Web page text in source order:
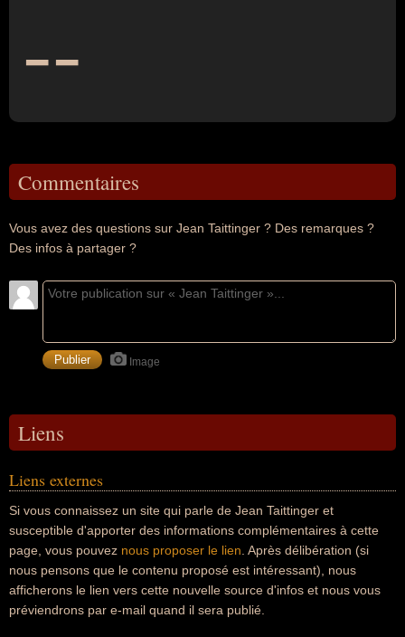
--
Commentaires
Vous avez des questions sur Jean Taittinger ? Des remarques ?
Des infos à partager ?
Image
Liens
Liens externes
Si vous connaissez un site qui parle de Jean Taittinger et
susceptible d'apporter des informations complémentaires à cette
page, vous pouvez nous proposer le lien . Après délibération (si
nous pensons que le contenu proposé est intéressant), nous
afficherons le lien vers cette nouvelle source d'infos et nous vous
préviendrons par e-mail quand il sera publié.